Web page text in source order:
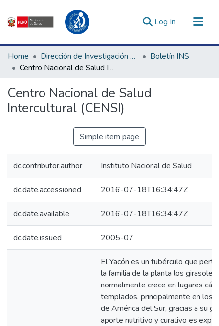
Log In (current)
Communities & Collections
All of DSpace
Estadísticas Externas
Enlaces de interés ▾
Home Dirección de Investigación e Innovación en Salud
Boletín INS
Centro Nacional de Salud Intercultural (CENSI)
Centro Nacional de Salud
Intercultural (CENSI)
Simple item page
dc.contributor.author Instituto Nacional de Salud
dc.date.accessioned 2016-07-18T16:34:47Z
dc.date.available 2016-07-18T16:34:47Z
dc.date.issued 2005-07
El Yacón es un tubérculo que
la familia de la planta los girasoles,
normalmente crece en lugares
templados, principalmente en los
de América del Sur, gracias a su
aporte nutritivo y curativo es